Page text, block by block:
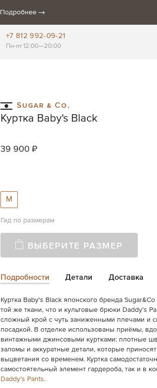
Подробнее
+7 812 992-09-21
Пн-пт 12:00—20:00
Sugar & Co.
Куртка Baby's Black
39 900 ₽
M
Гид по размерам
ВЫБЕРИТЕ РАЗМЕР
Подробности
Куртка Baby's Black японского бренда
той же ткани, что и культовые брюки Daddy’s
сложный крой с чуть заниженными плечами и
посадкой. В отделке использованы приёмы,
винтажными джинсовыми куртками: плотные
заломы и аккуратные детали, которые
выцветания со временем. Куртка
самостоятельный элемент гардероба, так и в
Daddy’s Pants.
Детали Доставка